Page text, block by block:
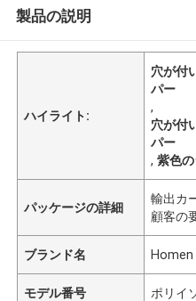
製品の説明
ハイライト:
穴が付
パー
,
穴が付
パー
,紫色
パッケージの詳細
輸出カ
顧客の
ブランド名 Homen
モデル番号 ポリイ